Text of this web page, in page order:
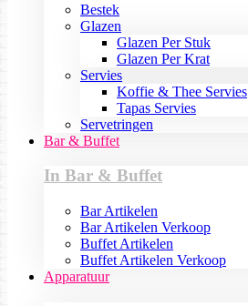
Bestek
Glazen
Glazen Per Stuk
Glazen Per Krat
Servies
Koffie & Thee Servies
Tapas Servies
Servetringen
Bar & Buffet
In Bar & Buffet
Bar Artikelen
Bar Artikelen Verkoop
Buffet Artikelen
Buffet Artikelen Verkoop
Apparatuur